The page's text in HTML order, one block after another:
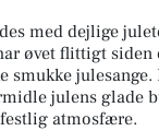
med dejlige
øvet flittigt siden
smukke
julens glade
atmosfære.